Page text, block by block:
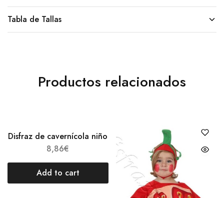
Tabla de Tallas
Productos relacionados
Disfraz de cavernícola niño
8,86€
Add to cart